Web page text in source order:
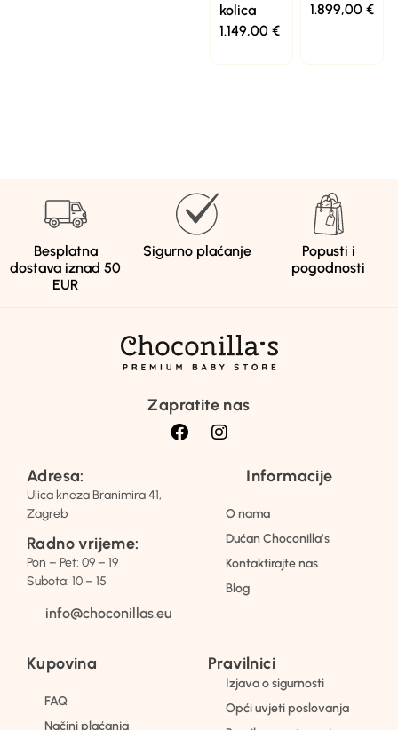
kolica
1.149,00 €
1.899,00 €
Besplatna
dostava iznad 50
EUR
Sigurno plaćanje
Popusti i
pogodnosti
Zapratite nas
Adresa:
Ulica kneza Branimira 41,
Zagreb
Radno vrijeme:
Pon – Pet: 09 – 19
Subota: 10 – 15
info@choconillas.eu
Informacije
O nama
Dućan Choconilla’s
Kontaktirajte nas
Blog
Kupovina
FAQ
Načini plaćanja
Pravilnici
Izjava o sigurnosti
Opći uvjeti poslovanja